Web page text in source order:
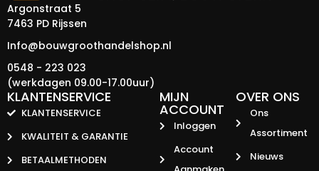
Argonstraat 5
7463 PD Rijssen
Info@bouwgroothandelshop.nl
0548 - 223 023
(werkdagen 09.00-17.00uur)
KLANTENSERVICE
KLANTENSERVICE
KWALITEIT & GARANTIE
BETAALMETHODEN
MIJN
ACCOUNT
Inloggen
Account
OVER ONS
Ons
Assortiment
Nieuws